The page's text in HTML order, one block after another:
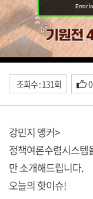
조회수 : 131회 0
강민지 앵커>
정책여론수렴시스템
만 소개해드립니다.
오늘의 핫이슈!